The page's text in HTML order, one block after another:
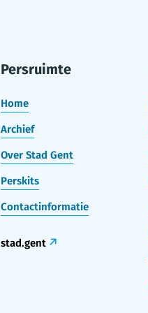
Persruimte
Home
Archief
Over Stad Gent
Perskits
Contactinformatie
stad.gent